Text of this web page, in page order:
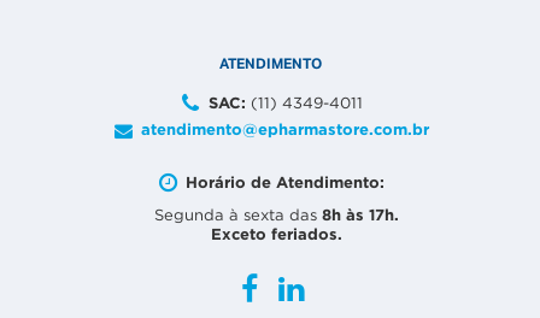
ATENDIMENTO
SAC: (11) 4349-4011
atendimento@epharmastore.com.br
Horário de Atendimento:
Segunda à sexta das 8h às 17h.
Exceto feriados.
FacebookLinkedin